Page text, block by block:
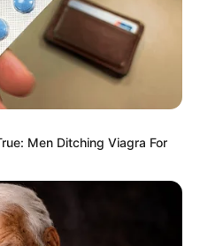
Men Ditching Viagra For